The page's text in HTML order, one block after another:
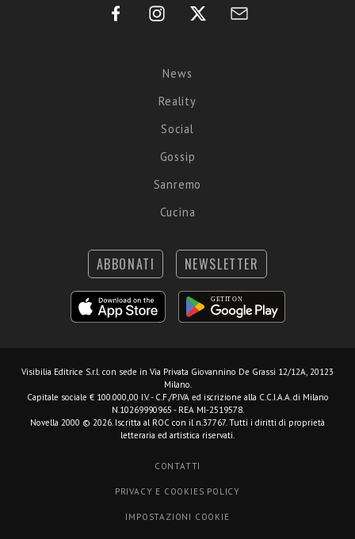
News
Reality
Social
Gossip
Sanremo
Cucina
ABBONATI NEWSLETTER
Visibilia Editrice S.r.l. con sede in Via Privata Giovannino De Grassi 12/12A, 20123
Milano.
Capitale sociale € 100.000,00 I.V. - C.F./P.IVA ed iscrizione alla C.C.I.A.A. di Milano
N.10269990965 - REA MI-2519578.
Novella 2000 © 2026. Iscritta al ROC con il n.37767. Tutti i diritti di proprietà
letteraria ed artistica riservati.
CONTATTI
PRIVACY E COOKIES POLICY
IMPOSTAZIONI COOKIE